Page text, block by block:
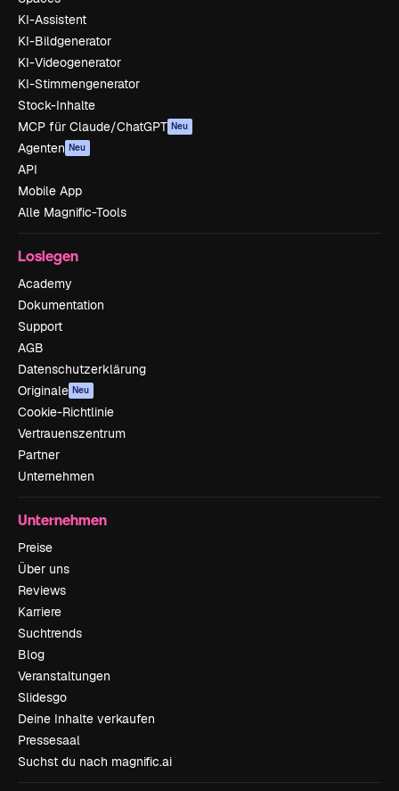
KI-Assistent
KI-Bildgenerator
KI-Videogenerator
KI-Stimmengenerator
Stock-Inhalte
MCP für Claude/ChatGPT Neu
Agenten Neu
API
Mobile App
Alle Magnific-Tools
Loslegen
Academy
Dokumentation
Support
AGB
Datenschutzerklärung
Originale Neu
Cookie-Richtlinie
Vertrauenszentrum
Partner
Unternehmen
Unternehmen
Preise
Über uns
Reviews
Karriere
Suchtrends
Blog
Veranstaltungen
Slidesgo
Deine Inhalte verkaufen
Pressesaal
Suchst du nach magnific.ai